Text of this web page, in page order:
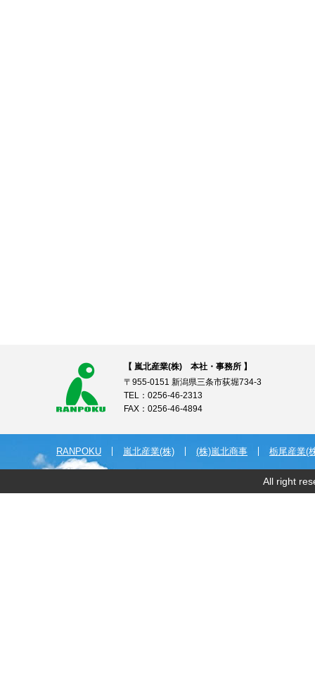
【 嵐北産業(株) 本社・事務所 】
〒955-0151 新潟県三条市荻堀734-3
TEL：0256-46-2313
FAX：0256-46-4894
RANPOKU 嵐北産業(株) (株)嵐北商事 栃尾産業(
All right